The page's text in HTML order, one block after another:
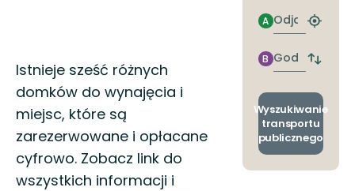
Opis
Istnieje sześć różnych
domków do wynajęcia i
miejsc, które są
zarezerwowane i opłacane
cyfrowo. Zobacz link do
wszystkich informacji i
Odjazd
A
Znajdź
Godzinie
przyjazdu
B
Zmiana
i
Wyszukiwanie
transportu
publicznego